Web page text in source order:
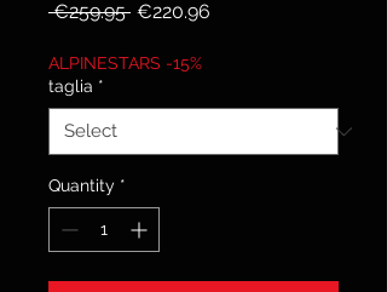
€259.95 Regular
€220.96
ALPINESTARS -15%
taglia *
Quantity *